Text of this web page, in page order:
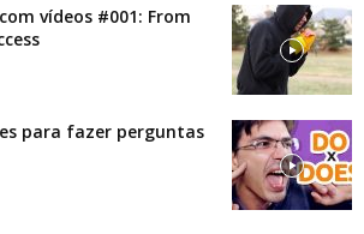
vídeos #001: From
para fazer perguntas